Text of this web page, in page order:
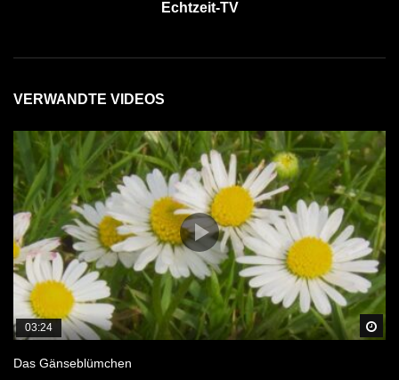
Echtzeit-TV
VERWANDTE VIDEOS
03:24
Das Gänseblümchen